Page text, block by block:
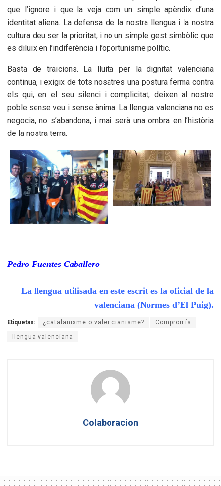
que l’ignore i que la veja com un simple apèndix d’una
identitat aliena. La defensa de la nostra llengua i la nostra
cultura deu ser la prioritat, i no un simple gest simbòlic que
es diluïx en l’indiferència i l’oportunisme polític.
Basta de traïcions. La lluita per la dignitat valenciana
continua, i exigix de tots nosatres una postura ferma contra
els qui, en el seu silenci i complicitat, deixen al nostre
poble sense veu i sense ànima. La llengua valenciana no es
negocia, no s’abandona, i mai serà una ombra en l’història
de la nostra terra.
Pedro Fuentes Caballero
La llengua utilisada en este escrit es la oficial de la
valenciana (Normes d’El Puig).
Etiquetas: ¿catalanisme o valencianisme? Compromís
llengua valenciana
Colaboracion